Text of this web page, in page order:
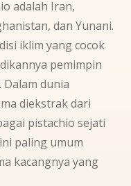
adalah Iran,
dan Yunani.
iklim yang cocok
pemimpin
dunia
diekstrak dari
pistachio sejati
paling umum
kacangnya yang